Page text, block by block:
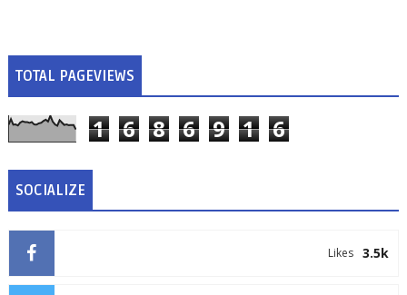
TOTAL PAGEVIEWS
1 6 8 6 9 1 6
SOCIALIZE
3.5k
Likes